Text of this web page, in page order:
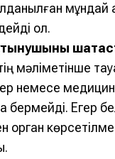
мұндай
ол.
мәліметінше
немесе
бермейді. Егер
орган